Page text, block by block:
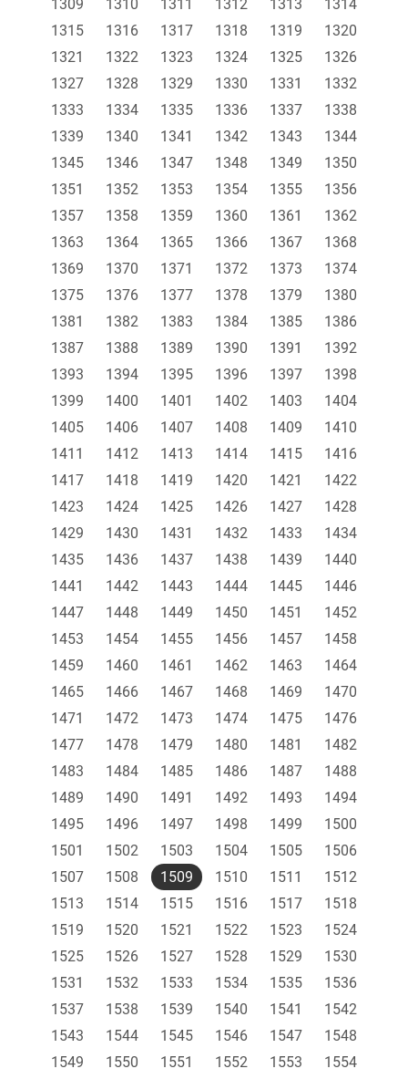
1309
1310 1311 1312 1313
1314
1315
1316 1317 1318 1319
1320
1321
1322 1323 1324 1325
1326
1327
1328 1329 1330 1331
1332
1333
1334 1335 1336 1337
1338
1339
1340 1341 1342 1343
1344
1345
1346 1347 1348 1349
1350
1351
1352 1353 1354 1355
1356
1357
1358 1359 1360 1361
1362
1363
1364 1365 1366 1367
1368
1369
1370 1371 1372 1373
1374
1375
1376 1377 1378 1379
1380
1381
1382 1383 1384 1385
1386
1387
1388 1389 1390 1391
1392
1393
1394 1395 1396 1397
1398
1399
1400 1401 1402 1403
1404
1405
1406 1407 1408 1409
1410
1411
1412 1413 1414 1415
1416
1417
1418 1419 1420 1421
1422
1423
1424 1425 1426 1427
1428
1429
1430 1431 1432 1433
1434
1435
1436 1437 1438 1439
1440
1441
1442 1443 1444 1445
1446
1447
1448 1449 1450 1451
1452
1453
1454 1455 1456 1457
1458
1459
1460 1461 1462 1463
1464
1465
1466 1467 1468 1469
1470
1471
1472 1473 1474 1475
1476
1477
1478 1479 1480 1481
1482
1483
1484 1485 1486 1487
1488
1489
1490 1491 1492 1493
1494
1495
1496 1497 1498 1499
1500
1501
1502 1503 1504 1505
1506
1507
1508 1509 1510 1511
1512
1513
1514 1515 1516 1517
1518
1519
1520 1521 1522 1523
1524
1525
1526 1527 1528 1529
1530
1531
1532 1533 1534 1535
1536
1537
1538 1539 1540 1541
1542
1543
1544 1545 1546 1547
1548
1549
1550 1551 1552 1553
1554